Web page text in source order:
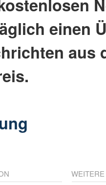
einen
aus